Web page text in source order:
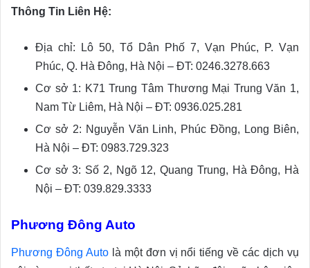
Thông Tin Liên Hệ:
Địa chỉ: Lô 50, Tổ Dân Phố 7, Vạn Phúc, P. Vạn
Phúc, Q. Hà Đông, Hà Nội – ĐT: 0246.3278.663
Cơ sở 1: K71 Trung Tâm Thương Mại Trung Văn 1,
Nam Từ Liêm, Hà Nội – ĐT: 0936.025.281
Cơ sở 2: Nguyễn Văn Linh, Phúc Đồng, Long Biên,
Hà Nội – ĐT: 0983.729.323
Cơ sở 3: Số 2, Ngõ 12, Quang Trung, Hà Đông, Hà
Nội – ĐT: 039.829.3333
Phương Đông Auto
Phương Đông Autolà một đơn vị nổi tiếng về các dịch vụ